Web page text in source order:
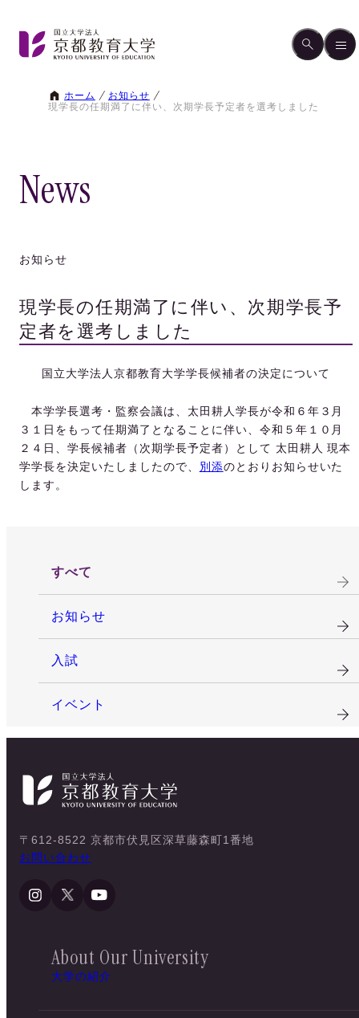
ホーム
お知らせ
現学長の任期満了に伴い、次期学長予定者を選考しました
News
お知らせ
現学長の任期満了に伴い、次期学長予
定者を選考しました
国立大学法人京都教育大学学長候補者の決定について
本学学長選考・監察会議は、太田耕人学長が令和６年３月
３１日をもって任期満了となることに伴い、令和５年１０月
２４日、学長候補者（次期学長予定者）として 太田耕人 現本
学学長を決定いたしましたので、 別添のとおりお知らせいた
します。
すべて
お知らせ
入試
イベント
〒612-8522 京都市伏見区深草藤森町1番地
お問い合わせ
About Our University
大学の紹介